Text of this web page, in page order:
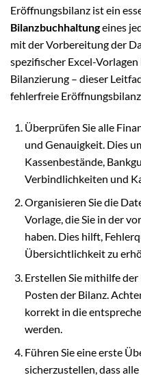
Eröffnungsbilanz ist ein
Bilanzbuchhaltungeines
mit der Vorbereitung der
spezifischer Excel-
Bilanzierung – dieser
fehlerfreie
Überprüfen Sie alle
und Genauigkeit. Dies
Kassenbestände,
Verbindlichkeiten und
Organisieren Sie die
Vorlage, die Sie in der
haben. Dies hilft,
Übersichtlichkeit zu
Erstellen Sie mithilfe
Posten der Bilanz.
korrekt in die
werden.
Führen Sie eine erste
sicherzustellen, dass